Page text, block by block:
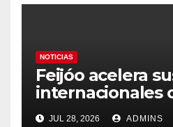
NOTICIAS
Feijóo acelera
internacionales
Latinoamérica
JUL 28, 2026 ADMINS